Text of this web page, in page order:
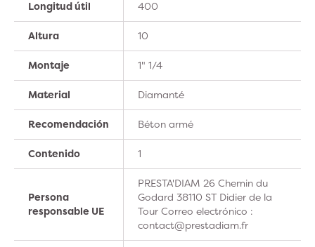
Longitud útil 400
Altura 10
Montaje 1" 1/4
Material Diamanté
Recomendación Béton armé
Contenido 1
Persona
responsable UE
PRESTA'DIAM 26 Chemin du
Godard 38110 ST Didier de la
Tour Correo electrónico :
contact@prestadiam.fr